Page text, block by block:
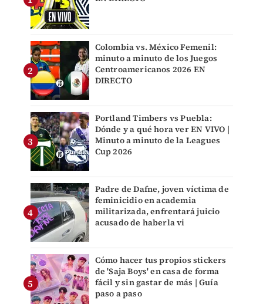
Colombia vs. México Femenil:
minuto a minuto de los Juegos
Centroamericanos 2026 EN
DIRECTO
Portland Timbers vs Puebla:
Dónde y a qué hora ver EN VIVO |
Minuto a minuto de la Leagues
Cup 2026
Padre de Dafne, joven víctima de
feminicidio en academia
militarizada, enfrentará juicio
acusado de haberla vi
Cómo hacer tus propios stickers
de 'Saja Boys' en casa de forma
fácil y sin gastar de más | Guía
paso a paso